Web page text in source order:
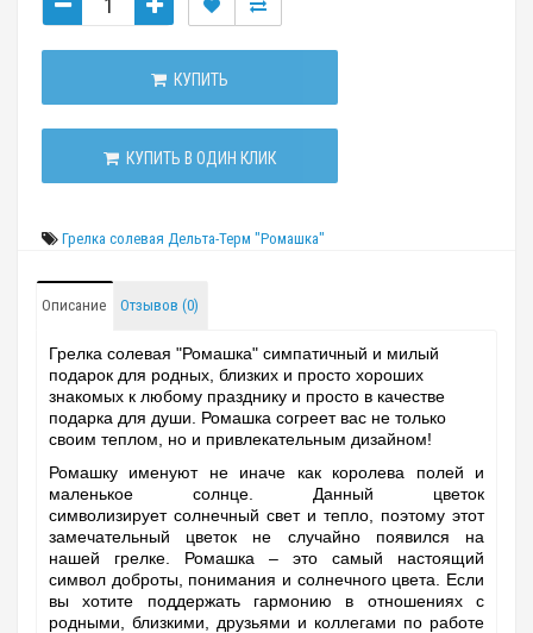
КУПИТЬ
КУПИТЬ В ОДИН КЛИК
Грелка солевая Дельта-Терм "Ромашка"
Описание Отзывов (0)
Грелка солевая "Ромашка" симпатичный и милый
подарок для родных, близких и просто хороших
знакомых к любому празднику и просто в качестве
подарка для души. Ромашка согреет вас не только
своим теплом, но и привлекательным дизайном!
Ромашку именуют не иначе как королева полей и
маленькое солнце.
Данный цветок
символизирует солнечный свет и тепло, поэтому этот
замечательный цветок не случайно появился на
нашей грелке. Ромашка – это самый настоящий
символ доброты, понимания и солнечного цвета. Если
вы хотите поддержать гармонию в отношениях с
родными, близкими, друзьями и коллегами по работе